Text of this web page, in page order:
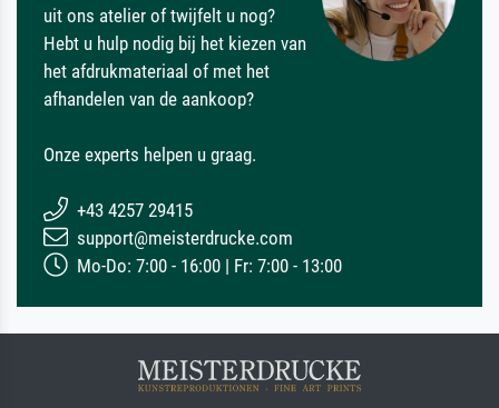
uit ons atelier of twijfelt u nog?
Hebt u hulp nodig bij het kiezen van
het afdrukmateriaal of met het
afhandelen van de aankoop?
Onze experts helpen u graag.
+43 4257 29415
support@meisterdrucke.com
Mo-Do: 7:00 - 16:00 | Fr: 7:00 - 13:00